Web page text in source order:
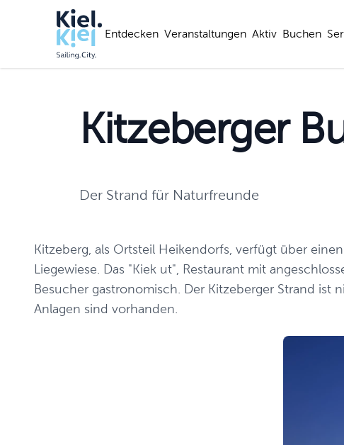
Entdecken Veranstaltungen Aktiv Buchen
Kitzeberger
Der Strand für Naturfreunde
Kitzeberg, als Ortsteil Heikendorfs, verfügt über
Liegewiese. Das "Kiek ut", Restaurant mit
Besucher gastronomisch. Der Kitzeberger Strand ist
Anlagen sind vorhanden.